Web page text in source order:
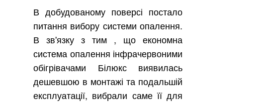
В добудованому поверсі постало
питання вибору системи опалення.
В зв'язку з тим , що економна
система опалення інфрачервоними
обігрівачами Білюкс виявилась
дешевшою в монтажі та подальшій
експлуатації, вибрали саме її для